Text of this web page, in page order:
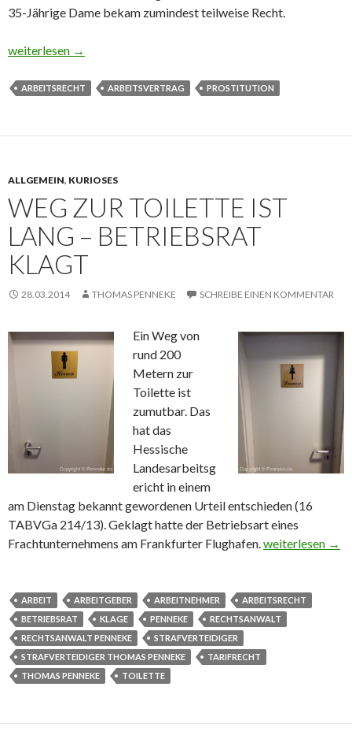
35-Jährige Dame bekam zumindest teilweise Recht.
Prostituierte verklagt Sugardaddy
weiterlesen →
ARBEITSRECHT ARBEITSVERTRAG PROSTITUTION
ALLGEMEIN, KURIOSES
WEG ZUR TOILETTE IST
LANG – BETRIEBSRAT
KLAGT
28.03.2014 THOMAS PENNEKE SCHREIBE EINEN KOMMENTAR
Ein Weg von
rund 200
Metern zur
Toilette ist
zumutbar. Das
hat das
Hessische
Landesarbeitsg
ericht in einem
am Dienstag bekannt gewordenen Urteil entschieden (16
TABVGa 214/13). Geklagt hatte der Betriebsart eines
Frachtunternehmens am Frankfurter Flughafen.Weg zur
weiterlesen →
ARBEIT ARBEITGEBER ARBEITNEHMER
ARBEITSRECHT
BETRIEBSRAT
KLAGE PENNEKE
RECHTSANWALT
RECHTSANWALT PENNEKE
STRAFVERTEIDIGER
STRAFVERTEIDIGER THOMAS PENNEKE
TARIFRECHT
THOMAS PENNEKE
TOILETTE